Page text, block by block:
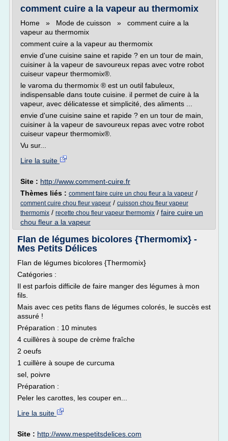
comment cuire a la vapeur au thermomix
Home » Mode de cuisson » comment cuire a la
vapeur au thermomix
comment cuire a la vapeur au thermomix
envie d'une cuisine saine et rapide ? en un tour de main,
cuisiner à la vapeur de savoureux repas avec votre robot
cuiseur vapeur thermomix®.
le varoma du thermomix ® est un outil fabuleux,
indispensable dans toute cuisine. il permet de cuire à la
vapeur, avec délicatesse et simplicité, des aliments ...
envie d'une cuisine saine et rapide ? en un tour de main,
cuisiner à la vapeur de savoureux repas avec votre robot
cuiseur vapeur thermomix®.
Vu sur...
Lire la suite
Site : http://www.comment-cuire.fr
Thèmes liés : comment faire cuire un chou fleur a la vapeur /
comment cuire chou fleur vapeur / cuisson chou fleur vapeur
thermomix / recette chou fleur vapeur thermomix / faire cuire un
chou fleur a la vapeur
Flan de légumes bicolores {Thermomix} -
Mes Petits Délices
Flan de légumes bicolores {Thermomix}
Catégories :
Il est parfois difficile de faire manger des légumes à mon
fils.
Mais avec ces petits flans de légumes colorés, le succès est
assuré !
Préparation : 10 minutes
4 cuillères à soupe de crème fraîche
2 oeufs
1 cuillère à soupe de curcuma
sel, poivre
Préparation :
Peler les carottes, les couper en...
Lire la suite
Site : http://www.mespetitsdelices.com